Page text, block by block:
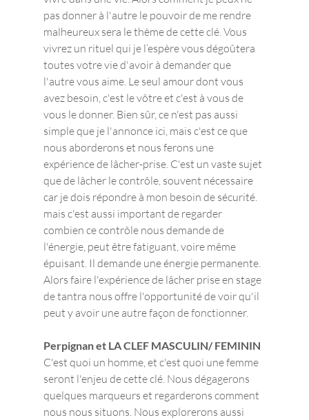
pas donner à l'autre le pouvoir de me rendre
malheureux sera le thème de cette clé. Vous
vivrez un rituel qui je l’espère vous dégoûtera
toutes votre vie d'avoir à demander que
l'autre vous aime. Le seul amour dont vous
avez besoin, c'est le vôtre et c'est à vous de
vous le donner. Bien sûr, ce n'est pas aussi
simple que je l'annonce ici, mais c'est ce que
nous aborderons et nous ferons une
expérience de lâcher-prise. C'est un vaste sujet
que de lâcher le contrôle, souvent nécessaire
car je dois répondre à mon besoin de sécurité.
mais c'est aussi important de regarder
combien ce contrôle nous demande de
l'énergie, peut être fatiguant, voire même
épuisant. Il demande une énergie permanente.
Alors faire l'expérience de lâcher prise en stage
de tantra nous offre l'opportunité de voir qu'il
peut y avoir une autre façon de fonctionner.
Perpignan et LA CLEF MASCULIN/ FEMININ
C'est quoi un homme, et c'est quoi une femme
seront l'enjeu de cette clé. Nous dégagerons
quelques marqueurs et regarderons comment
nous nous situons. Nous explorerons aussi